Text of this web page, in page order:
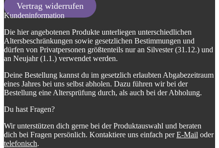
Vertrag widerrufen
Kundeninformation
Die hier angebotenen Produkte unterliegen unterschiedlichen
Altersbeschränkungen sowie gesetzlichen Bestimmungen und
dürfen von Privatpersonen größtenteils nur an Silvester (31.12.) und
an Neujahr (1.1.) verwendet werden.
Deine Bestellung kannst du im gesetzlich erlaubten Abgabezeitraum
eines Jahres bei uns selbst abholen. Dazu führen wir bei der
Bestellung eine Altersprüfung durch, als auch bei der Abholung.
Du hast Fragen?
Wir unterstützen dich gerne bei der Produktauswahl und beraten
dich bei Fragen persönlich. Kontaktiere uns einfach perE-Mail oder
telefonisch.